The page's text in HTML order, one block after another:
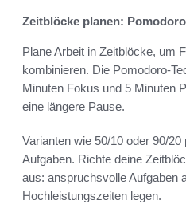
Zeitblöcke planen:
Plane Arbeit in Zeitblöcke, um
kombinieren. Die Pomodoro-
Minuten Fokus und 5 Minuten
eine längere Pause.
Varianten wie 50/10 oder 90/
Aufgaben. Richte deine
aus: anspruchsvolle Aufgaben
Hochleistungszeiten legen.